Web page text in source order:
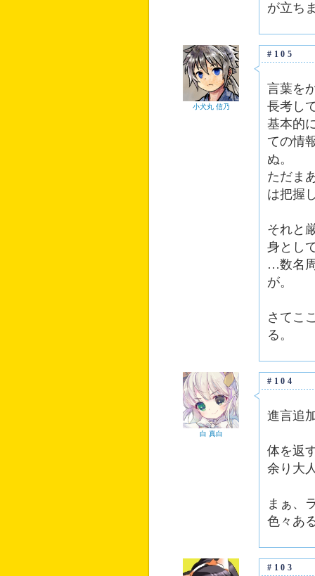
が立ち
小犬丸 信乃
#105
言葉を
長考し
基本的
ての情
ぬ。
ただま
は把握
それと
身とし
…数名
が。
さてこ
る。
白 真白
#104
進言追
体を返
余り大
まぁ、
色々あ
#103